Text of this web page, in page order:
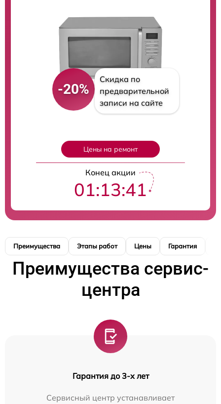
-20%
Скидка по
предварительной
записи на сайте
Цены на ремонт
Конец акции
01:13:40
Преимущества Этапы работ Цены Гарантия
Преимущества сервис-
центра
Гарантия до 3-х лет
Сервисный центр устанавливает